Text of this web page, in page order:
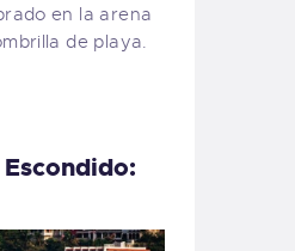
en la arena
de playa.